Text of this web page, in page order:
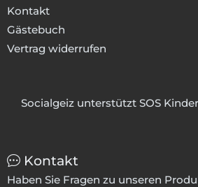
Kontakt
Gästebuch
Vertrag widerrufen
Socialgeiz unterstützt SOS
Kontakt
Haben Sie Fragen zu unseren